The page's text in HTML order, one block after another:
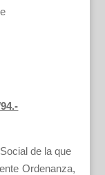
de la que
Ordenanza,